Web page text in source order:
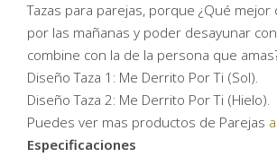
Tazas para parejas, porque ¿Qué
por las mañanas y poder desayunar
combine con la de la persona que
Diseño Taza 1: Me Derrito Por Ti (Sol).
Diseño Taza 2: Me Derrito Por Ti (Hielo).
Puedes ver mas productos de Parejas
Especificaciones